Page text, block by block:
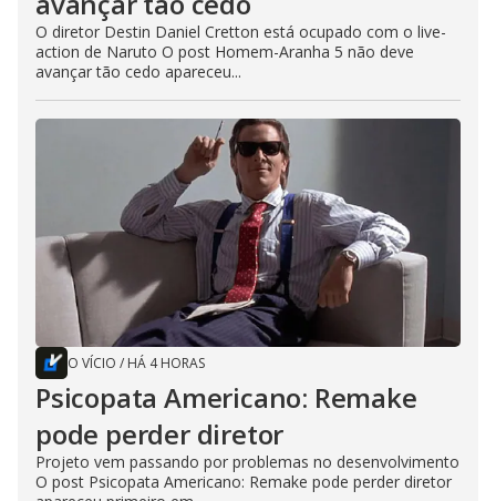
O diretor Destin Daniel Cretton está ocupado com o live-
action de Naruto O post Homem-Aranha 5 não deve
avançar tão cedo apareceu...
O VÍCIO / HÁ 4 HORAS
Psicopata Americano: Remake
pode perder diretor
Projeto vem passando por problemas no desenvolvimento
O post Psicopata Americano: Remake pode perder diretor